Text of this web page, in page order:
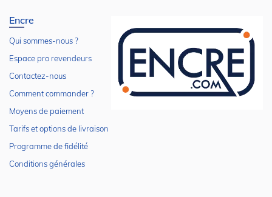
Encre
Qui sommes-nous ?
Espace pro revendeurs
Contactez-nous
Comment commander ?
Moyens de paiement
Tarifs et options de livraison
Programme de fidélité
Conditions générales